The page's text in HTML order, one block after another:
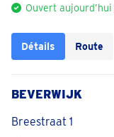
Ouvert
Détails Route
BEVERWIJK
Breestraat 1